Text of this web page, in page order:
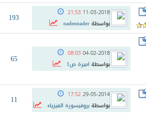
11-03-2018
21:53
بواسطةnadennader
193
04-02-2018
08:03
بواسطة اميرة ص1 65
29-05-2014
17:52
بواسطةبروفيسورة الفيزياء 11